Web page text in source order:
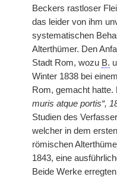
Beckers rastloser
das leider von ihm
systematischen
Alterthümer. Den
Stadt Rom, wozu B.
Winter 1838 bei
Rom, gemacht hatte.
muris atque portis“,
Studien des
welcher in dem
römischen
1843, eine
Beide Werke